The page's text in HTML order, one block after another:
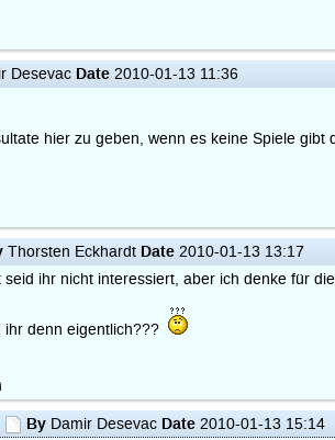
Desevac Date 2010-01-13 11:36
hier zu geben, wenn es keine Spiele
Thorsten Eckhardt Date 2010-01-13 13:17
seid ihr nicht interessiert, aber ich denke für
ihr denn eigentlich???
By Damir Desevac Date 2010-01-13 15:14